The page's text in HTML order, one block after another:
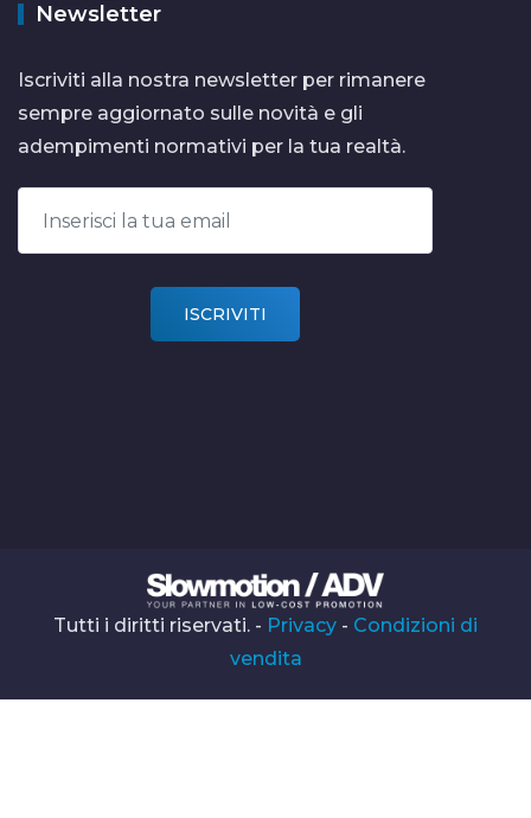
Newsletter
Iscriviti alla nostra newsletter per rimanere
sempre aggiornato sulle novità e gli
adempimenti normativi per la tua realtà.
Tutti i diritti riservati. - Privacy - Condizioni di
vendita